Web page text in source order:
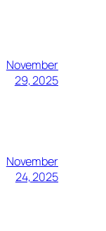
November
29, 2025
November
24, 2025